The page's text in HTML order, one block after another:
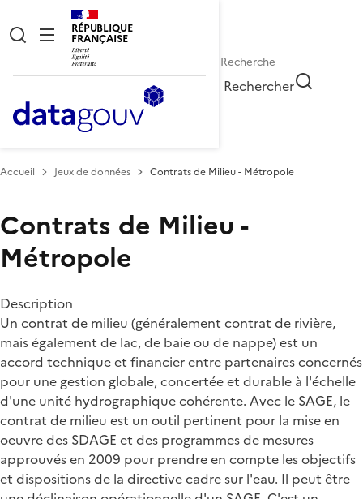
RÉPUBLIQUE
FRANÇAISE
Rechercher
Accueil Jeux de données Contrats de Milieu - Métropole
Contrats de Milieu -
Métropole
Description
Un contrat de milieu (généralement contrat de rivière,
mais également de lac, de baie ou de nappe) est un
accord technique et financier entre partenaires concernés
pour une gestion globale, concertée et durable à l'échelle
d'une unité hydrographique cohérente. Avec le SAGE, le
contrat de milieu est un outil pertinent pour la mise en
oeuvre des SDAGE et des programmes de mesures
approuvés en 2009 pour prendre en compte les objectifs
et dispositions de la directive cadre sur l'eau. Il peut être